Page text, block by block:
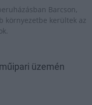
Barcson,
környezetbe kerültek az
üzemén